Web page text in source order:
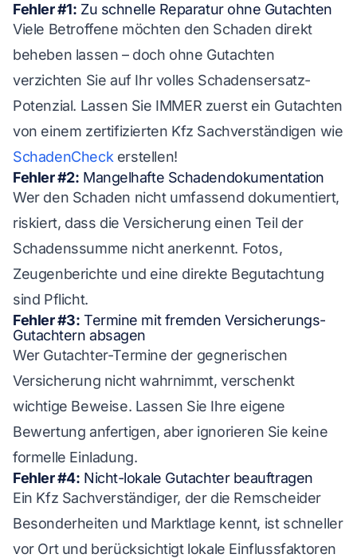
Fehler #1: Zu schnelle Reparatur ohne Gutachten
Viele Betroffene möchten den Schaden direkt
beheben lassen – doch ohne Gutachten
verzichten Sie auf Ihr volles Schadensersatz-
Potenzial. Lassen Sie IMMER zuerst ein Gutachten
von einem zertifizierten Kfz Sachverständigen wie
SchadenCheck erstellen!
Fehler #2: Mangelhafte Schadendokumentation
Wer den Schaden nicht umfassend dokumentiert,
riskiert, dass die Versicherung einen Teil der
Schadenssumme nicht anerkennt. Fotos,
Zeugenberichte und eine direkte Begutachtung
sind Pflicht.
Fehler #3: Termine mit fremden Versicherungs-
Gutachtern absagen
Wer Gutachter-Termine der gegnerischen
Versicherung nicht wahrnimmt, verschenkt
wichtige Beweise. Lassen Sie Ihre eigene
Bewertung anfertigen, aber ignorieren Sie keine
formelle Einladung.
Fehler #4: Nicht-lokale Gutachter beauftragen
Ein Kfz Sachverständiger, der die Remscheider
Besonderheiten und Marktlage kennt, ist schneller
vor Ort und berücksichtigt lokale Einflussfaktoren